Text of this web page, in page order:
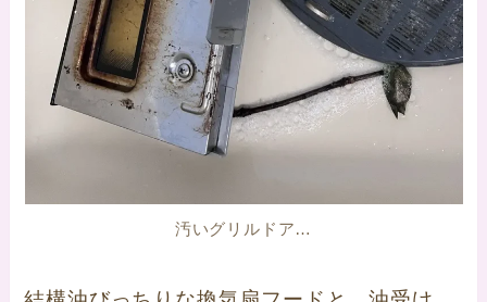
汚いグリルドア…